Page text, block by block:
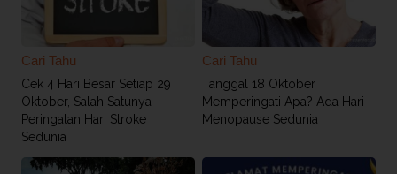
Cari Tahu
Cek 4 Hari Besar Setiap 29
Oktober, Salah Satunya
Peringatan Hari Stroke
Sedunia
Cari Tahu
Tanggal 18 Oktober
Memperingati Apa? Ada Hari
Menopause Sedunia